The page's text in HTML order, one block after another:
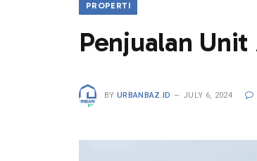
PROPERTI
Penjualan
BY URBANBAZ.ID JULY 6, 2024